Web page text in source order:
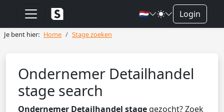
🇳🇱 Login
Je bent hier: Home Stage zoeken
Ondernemer Detailhandel
stage search
Ondernemer Detailhandel stage gezocht? Zoek